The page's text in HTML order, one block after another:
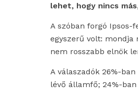
lehet, hogy nincs
A szóban forgó
egyszerű volt: mondja
nem rosszabb elnök
A válaszadók 26%-
lévő államfő; 24%-